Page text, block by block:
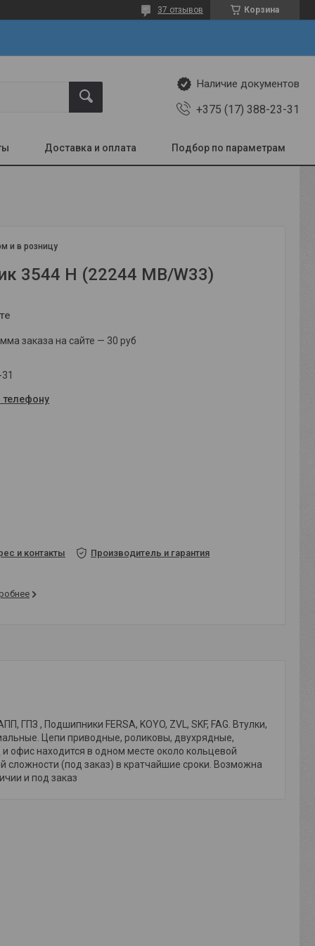
Корзина
37 отзывов
Наличие документов
+375 (17) 388-23-31
Доставка и оплата Подбор по параметрам
и в розницу
3544 Н (22244 MB/W33)
заказа на сайте — 30 руб
телефону
и контакты Производитель и гарантия
, Подшипники FERSA, KOYO, ZVL, SKF, FAG. Втулки,
Цепи приводные, роликовы, двухрядные,
находится в одном месте около кольцевой
(под заказ) в кратчайшие сроки. Возможна
и под заказ